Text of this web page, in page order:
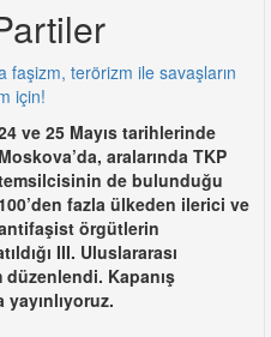
faşizm, terörizm ile savaşların
için!
ve 25 Mayıs tarihlerinde
Moskova’da, aralarında TKP
de bulunduğu
100’den fazla ülkeden ilerici ve
örgütlerin
III. Uluslararası
Kapanış